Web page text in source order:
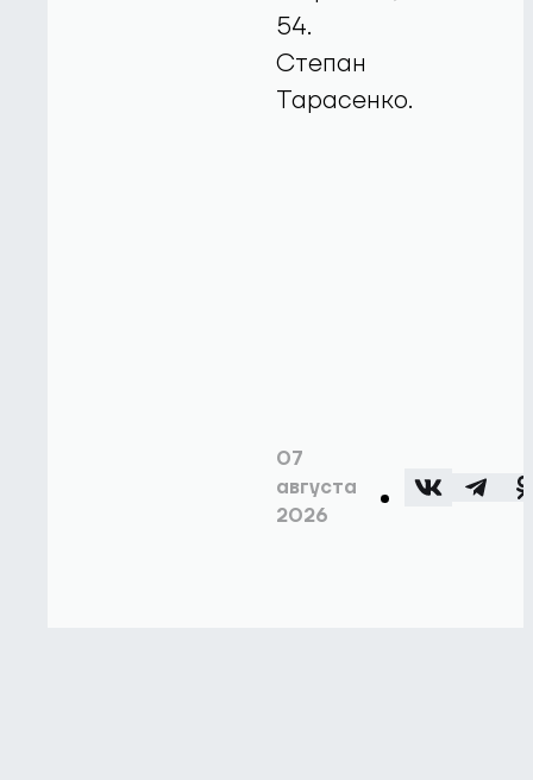
54.
Степан
Тарасенко.
07
августа
2026